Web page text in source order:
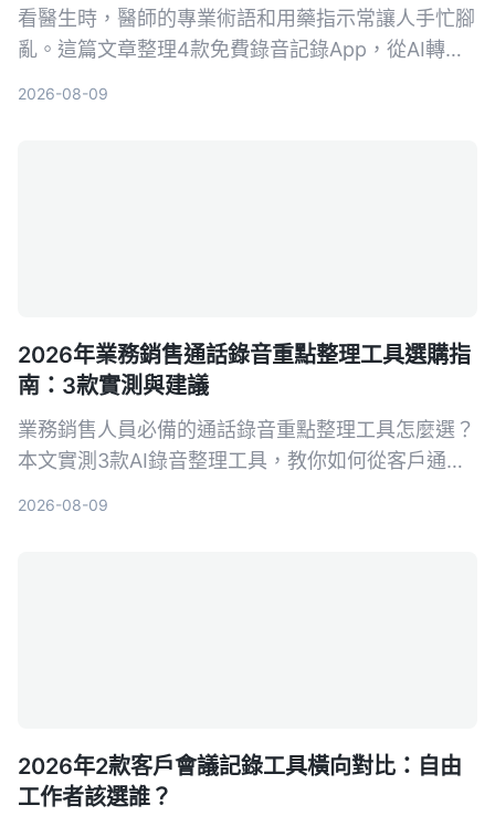
看醫生時，醫師的專業術語和用藥指示常讓人手忙腳
亂。這篇文章整理4款免費錄音記錄App，從AI轉文
2026-08-09
2026年業務銷售通話錄音重點整理工具選購指
南：3款實測與建議
業務銷售人員必備的通話錄音重點整理工具怎麼選？
本文實測3款AI錄音整理工具，教你如何從客戶通話
2026-08-09
2026年2款客戶會議記錄工具橫向對比：自由
工作者該選誰？